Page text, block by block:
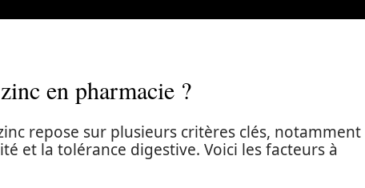
en pharmacie ?
repose sur plusieurs critères clés, notamment
et la tolérance digestive. Voici les facteurs à